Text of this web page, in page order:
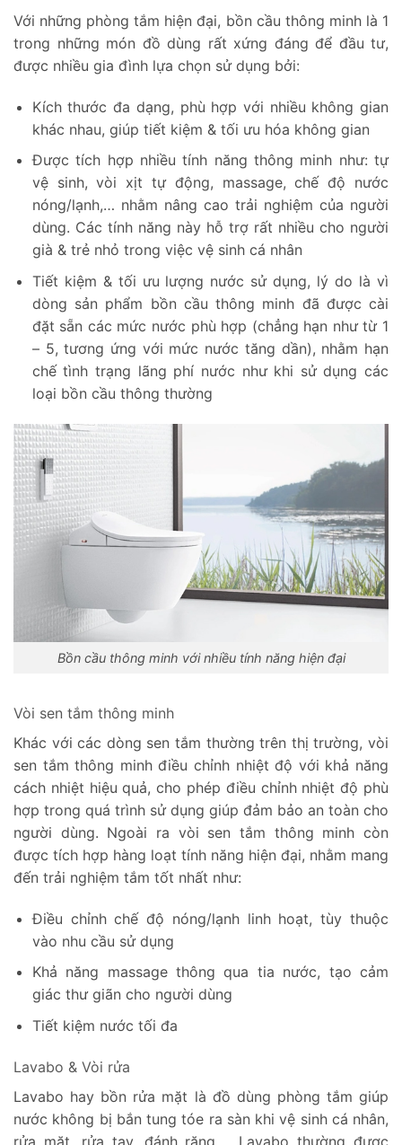
Với những phòng tắm hiện đại, bồn cầu thông minh là 1
trong những món đồ dùng rất xứng đáng để đầu tư,
được nhiều gia đình lựa chọn sử dụng bởi:
Kích thước đa dạng, phù hợp với nhiều không gian
khác nhau, giúp tiết kiệm & tối ưu hóa không gian
Được tích hợp nhiều tính năng thông minh như: tự
vệ sinh, vòi xịt tự động, massage, chế độ nước
nóng/lạnh,… nhằm nâng cao trải nghiệm của người
dùng. Các tính năng này hỗ trợ rất nhiều cho người
già & trẻ nhỏ trong việc vệ sinh cá nhân
Tiết kiệm & tối ưu lượng nước sử dụng, lý do là vì
dòng sản phẩm bồn cầu thông minh đã được cài
đặt sẵn các mức nước phù hợp (chẳng hạn như từ 1
– 5, tương ứng với mức nước tăng dần), nhằm hạn
chế tình trạng lãng phí nước như khi sử dụng các
loại bồn cầu thông thường
Bồn cầu thông minh với nhiều tính năng hiện đại
Vòi sen tắm thông minh
Khác với các dòng sen tắm thường trên thị trường, vòi
sen tắm thông minh điều chỉnh nhiệt độ với khả năng
cách nhiệt hiệu quả, cho phép điều chỉnh nhiệt độ phù
hợp trong quá trình sử dụng giúp đảm bảo an toàn cho
người dùng. Ngoài ra vòi sen tắm thông minh còn
được tích hợp hàng loạt tính năng hiện đại, nhằm mang
đến trải nghiệm tắm tốt nhất như:
Điều chỉnh chế độ nóng/lạnh linh hoạt, tùy thuộc
vào nhu cầu sử dụng
Khả năng massage thông qua tia nước, tạo cảm
giác thư giãn cho người dùng
Tiết kiệm nước tối đa
Lavabo & Vòi rửa
Lavabo hay bồn rửa mặt là đồ dùng phòng tắm giúp
nước không bị bắn tung tóe ra sàn khi vệ sinh cá nhân,
rửa mặt, rửa tay, đánh răng,… Lavabo thường được